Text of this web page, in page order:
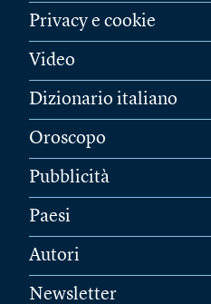
Privacy e cookie
Video
Dizionario italiano
Oroscopo
Pubblicità
Paesi
Autori
Newsletter